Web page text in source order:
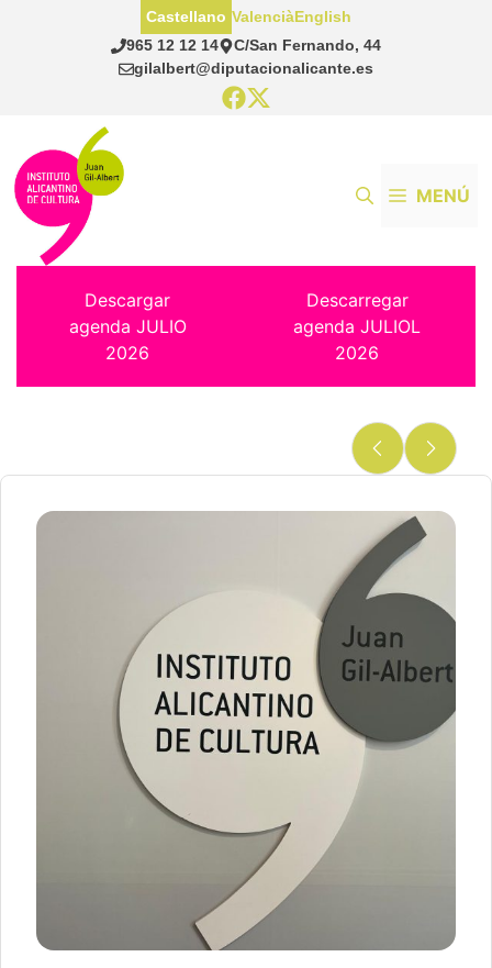
965 12 12 14
C/San Fernando, 44
gilalbert@diputacionalicante.es
Castellano ValenciàEnglish
MENÚ
Descargar
agenda JULIO
2026
Descarregar
agenda JULIOL
2026